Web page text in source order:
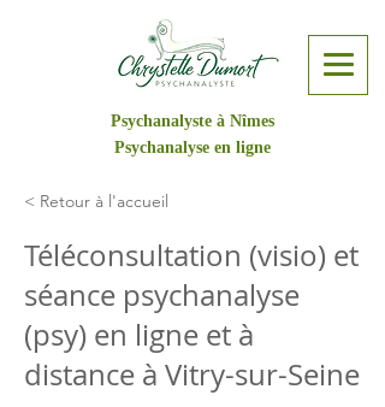
Psychanalyste à Nîmes
Psychanalyse en ligne
< Retour à l'accueil
Téléconsultation (visio) et
séance psychanalyse
(psy) en ligne et à
distance à Vitry-sur-Seine